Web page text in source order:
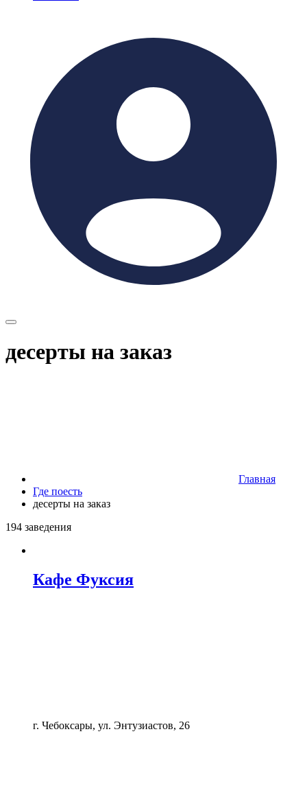
десерты на заказ
Главная
Где поесть
десерты на заказ
194 заведения
Кафе Фуксия
г. Чебоксары, ул. Энтузиастов, 26